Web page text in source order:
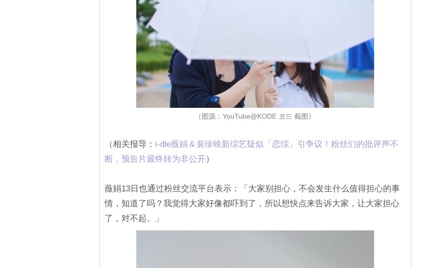
（图源：YouTube@KODE 코드 截图）
（相关报导： i-dle薇娟＆裴珍映新综艺疑似「恋综」引争议！粉丝们的批评声不
断，预告片最终转为非公开）
薇娟13日也通过粉丝交流平台表示：「大家别担心，不会发生什么值得担心的事
情，知道了吗？我觉得大家好像都吓到了，所以想快点来告诉大家，让大家担心
了，对不起。」